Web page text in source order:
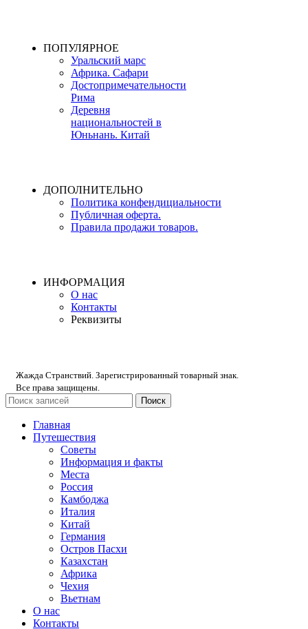
ПОПУЛЯРНОЕ
Уральский марс
Африка. Сафари
Достопримечательности
Рима
Деревня
национальностей в
Юньнань. Китай
ДОПОЛНИТЕЛЬНО
Политика конфендициальности
Публичная оферта.
Правила продажи товаров.
ИНФОРМАЦИЯ
О нас
Контакты
Реквизиты
Жажда Странствий. Зарегистрированный товарный знак.
Все права защищены.
Поиск
Главная
Путешествия
Советы
Информация и факты
Места
Россия
Камбоджа
Италия
Китай
Германия
Остров Пасхи
Казахстан
Африка
Чехия
Вьетнам
О нас
Контакты